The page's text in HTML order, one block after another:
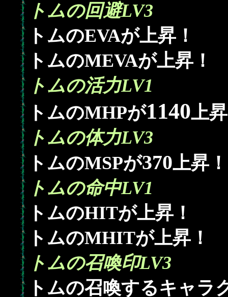
トムの回避LV3
トムのEVAが上昇！
トムのMEVAが上昇！
トムの活力LV1
トムのMHPが1140上
トムの体力LV3
トムのMSPが370上昇
トムの命中LV1
トムのHITが上昇！
トムのMHITが上昇！
トムの召喚印LV3
トムの召喚するキャ